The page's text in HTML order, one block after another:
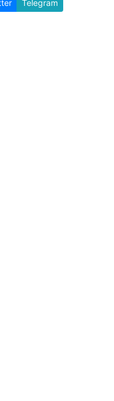
Telegram